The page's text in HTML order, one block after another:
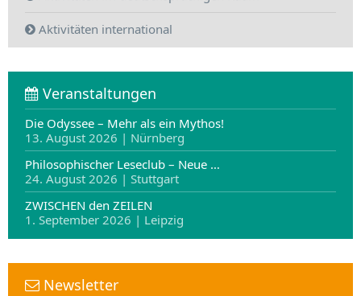
Aktivitäten international
Veranstaltungen
Die Odyssee – Mehr als ein Mythos!
13. August 2026 | Nürnberg
Philosophischer Leseclub – Neue …
24. August 2026 | Stuttgart
ZWISCHEN den ZEILEN
1. September 2026 | Leipzig
Newsletter